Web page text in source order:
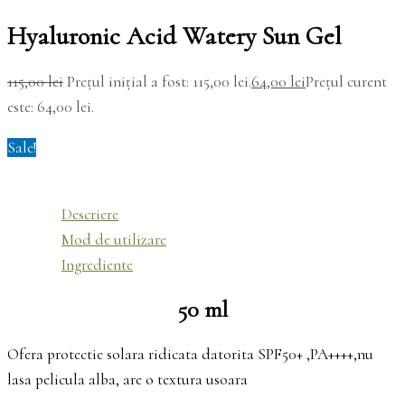
Hyaluronic Acid Watery Sun Gel
115,00leiPrețul inițial a fost: 115,00 lei.64,00 leiPrețul curent
este: 64,00 lei.
Sale!
Descriere
Mod de utilizare
Ingrediente
50 ml
Ofera protectie solara ridicata datorita SPF50+ ,PA++++,nu
lasa pelicula alba, are o textura usoara